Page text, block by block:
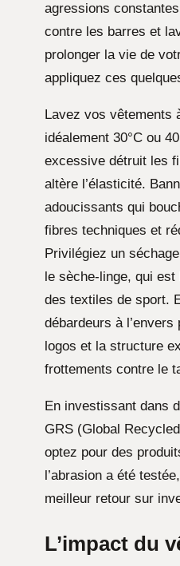
agressions
contre les barres et
prolonger la vie de
appliquez ces
Lavez vos vêtements
idéalement 30°C ou
excessive détruit les
altère l’élasticité.
adoucissants qui
fibres techniques et
Privilégiez un
le sèche-linge, qui est
des textiles de sport.
débardeurs à l’envers
logos et la structure
frottements contre le
En investissant dans
GRS (Global
optez pour des
l’abrasion a été
meilleur retour sur
L’impact du